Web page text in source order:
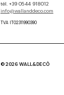
tél. +39 0544 918012
info@wallanddeco.com
TVA IT02311990390
© 2026 WALL&DECÒ